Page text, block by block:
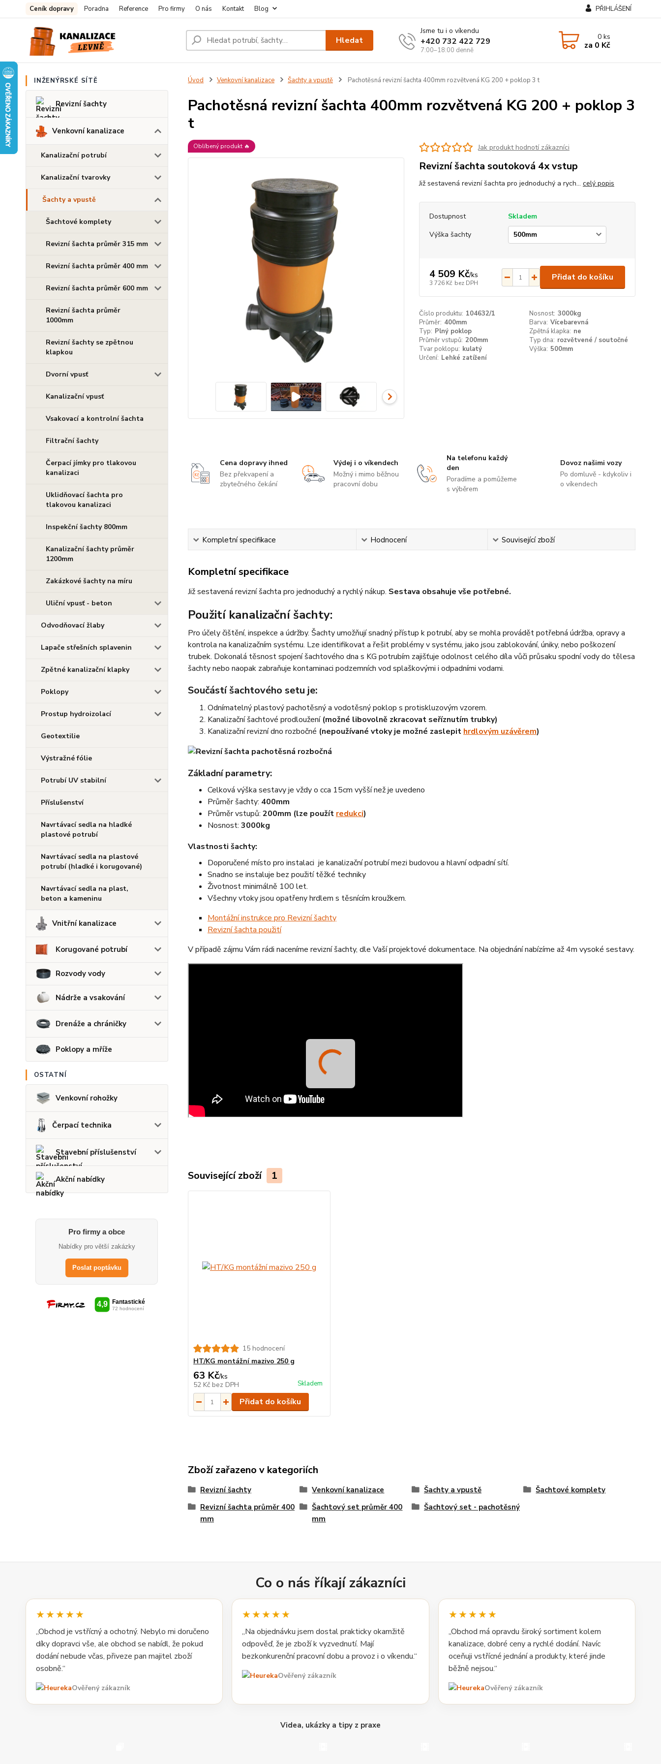
Ceník dopravy Poradna Reference Pro firmy O nás Kontakt Blog PŘIHLÁŠENÍ
Hledat
Jsme tu i o víkendu
+420 732 422 729
7:00–18:00 denně
0ks
za 0 Kč
INŽENÝRSKÉ SÍTĚ
Revizní šachty
Venkovní kanalizace
Kanalizační potrubí
Kanalizační tvarovky
Šachty a vpustě
Šachtové komplety
Revizní šachta průměr 315 mm
Revizní šachta průměr 400 mm
Revizní šachta průměr 600 mm
Revizní šachta průměr
1000mm
Revizní šachty se zpětnou
klapkou
Dvorní vpusť
Kanalizační vpusť
Vsakovací a kontrolní šachta
Filtrační šachty
Čerpací jímky pro tlakovou
kanalizaci
Uklidňovací šachta pro
tlakovou kanalizaci
Inspekční šachty 800mm
Kanalizační šachty průměr
1200mm
Zakázkové šachty na míru
Uliční vpusť - beton
Odvodňovací žlaby
Lapače střešních splavenin
Zpětné kanalizační klapky
Poklopy
Prostup hydroizolací
Geotextilie
Výstražné fólie
Potrubí UV stabilní
Příslušenství
Navrtávací sedla na hladké
plastové potrubí
Navrtávací sedla na plastové
potrubí (hladké i korugované)
Navrtávací sedla na plast,
beton a kameninu
Vnitřní kanalizace
Korugované potrubí
Rozvody vody
Nádrže a vsakování
Drenáže a chráničky
Poklopy a mříže
OSTATNÍ
Venkovní rohožky
Čerpací technika
Stavební příslušenství
Akční nabídky
Pro firmy a obce
Nabídky pro větší zakázky
Poslat poptávku
Úvod Venkovní kanalizace Šachty a vpustě Pachotěsná revizní šachta 400mm rozvětvená KG 200 + poklop 3 t
Pachotěsná revizní šachta 400mm rozvětvená KG 200 + poklop 3
t
Oblíbený produkt 🔥 Jak produkt hodnotí zákazníci
Revizní šachta soutoková 4x vstup
Již sestavená revizní šachta pro jednoduchý a rych... celý popis
Dostupnost
Skladem
Výška šachty
4 509 Kč/ks
3 726 Kč bez DPH
Přidat do košíku
Číslo produktu: 104632/1 Nosnost: 3000kg
Průměr: 400mm Barva: Vícebarevná
Typ: Plný poklop Zpětná klapka: ne
Průměr vstupů: 200mm Typ dna: rozvětvené / soutočné
Tvar poklopu: kulatý Výška: 500mm
Určení: Lehké zatížení
Cena dopravy ihned
Bez překvapení a
zbytečného čekání
Výdej i o víkendech
Možný i mimo běžnou
pracovní dobu
Na telefonu každý
den
Poradíme a pomůžeme
s výběrem
Dovoz našimi vozy
Po domluvě - kdykoliv i
o víkendech
Kompletní specifikace Hodnocení Související zboží
Kompletní specifikace
Již sestavená revizní šachta pro jednoduchý a rychlý nákup. Sestava obsahuje vše potřebné.
Použití kanalizační šachty:
Pro účely čištění, inspekce a údržby. Šachty umožňují snadný přístup k potrubí, aby se mohla provádět potřebná údržba, opravy a
kontrola na kanalizačním systému. Lze identifikovat a řešit problémy v systému, jako jsou zablokování, úniky, nebo poškození
trubek. Dokonalá těsnost spojení šachtového dna s KG potrubím zajišťuje odolnost celého díla vůči průsaku spodní vody do tělesa
šachty nebo naopak zabraňuje kontaminaci podzemních vod splaškovými i odpadními vodami.
Součástí šachtového setu je:
Odnímatelný plastový pachotěsný a vodotěsný poklop s protiskluzovým vzorem.
Kanalizační šachtové prodloužení (možné libovolně zkracovat seříznutím trubky)
Kanalizační revizní dno rozbočné (nepoužívané vtoky je možné zaslepit hrdlovým uzávěrem)
Základní parametry:
Celková výška sestavy je vždy o cca 15cm vyšší než je uvedeno
Průměr šachty: 400mm
Průměr vstupů: 200mm (lze použít redukci)
Nosnost: 3000kg
Vlastnosti šachty:
Doporučené místo pro instalaci je kanalizační potrubí mezi budovou a hlavní odpadní sítí.
Snadno se instaluje bez použití těžké techniky
Životnost minimálně 100 let.
Všechny vtoky jsou opatřeny hrdlem s těsnícím kroužkem.
Montážní instrukce pro Revizní šachty
Revizní šachta použití
V případě zájmu Vám rádi naceníme revizní šachty, dle Vaší projektové dokumentace. Na objednání nabízíme až 4m vysoké sestavy.
Související zboží 1
15 hodnocení
HT/KG montážní mazivo 250 g
63 Kč/ks
52 Kč bez DPH Skladem
Přidat do košíku
Zboží zařazeno v kategoriích
Revizní šachty Venkovní kanalizace Šachty a vpustě
Šachtové komplety
Revizní šachta průměr 400
mm
Šachtový set průměr 400
mm
Šachtový set - pachotěsný
Co o nás říkají zákazníci
★★★★★
„Obchod je vstřícný a ochotný. Nebylo mi doručeno
díky dopravci vše, ale obchod se nabídl, že pokud
dodání nebude včas, přiveze pan majitel zboží
osobně.“
Ověřený zákazník
★★★★★
„Na objednávku jsem dostal prakticky okamžitě
odpověď, že je zboží k vyzvednutí. Mají
bezkonkurenční pracovní dobu a provoz i o víkendu.“
Ověřený zákazník
★★★★★
„Obchod má opravdu široký sortiment kolem
kanalizace, dobré ceny a rychlé dodání. Navíc
oceňuji vstřícné jednání a produkty, které jinde
běžně nejsou.“
Ověřený zákazník
Videa, ukázky a tipy z praxe